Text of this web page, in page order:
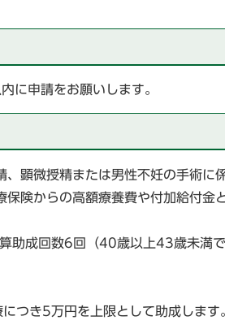
に申請をお願いします。
顕微授精または男性不妊の手術に
険からの高額療養費や付加給付金
助成回数6回（40歳以上43歳未満
つき5万円を上限として助成します